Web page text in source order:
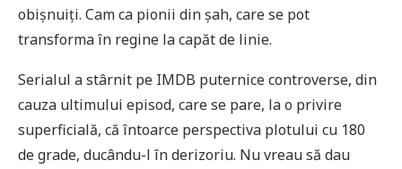
obișnuiți. Cam ca pionii din șah, care se pot
transforma în regine la capăt de linie.
Serialul a stârnit pe IMDB puternice controverse, din
cauza ultimului episod, care se pare, la o privire
superficială, că întoarce perspectiva plotului cu 180
de grade, ducându-l în derizoriu. Nu vreau să dau